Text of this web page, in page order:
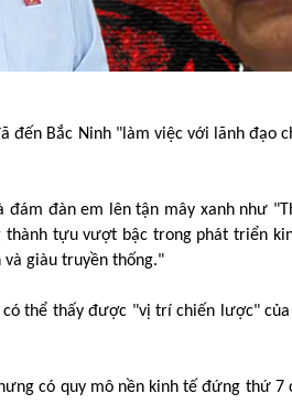
đến Bắc Ninh "làm việc với lãnh đạo
đám đàn em lên tận mây xanh như
thành tựu vượt bậc trong phát triển
giàu truyền thống."
thể thấy được "vị trí chiến lược"
có quy mô nền kinh tế đứng thứ 7